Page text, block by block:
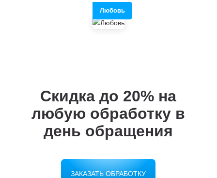
Любовь
Скидка до 20% на
любую обработку в
день обращения
ЗАКАЗАТЬ ОБРАБОТКУ